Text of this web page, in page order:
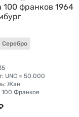
100 франков 1964
Серебро
UNC = 50.000
Жан
Франков